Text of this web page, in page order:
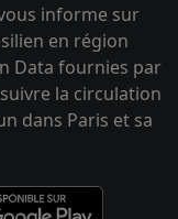
informe sur
en région
Data fournies par
la circulation
dans Paris et sa